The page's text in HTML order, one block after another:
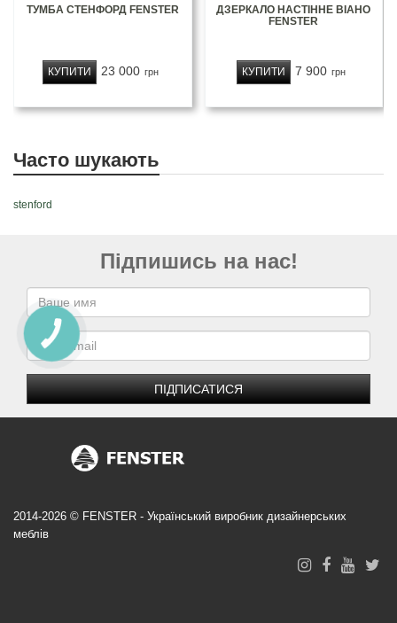
ТУМБА СТЕНФОРД FENSTER
23 000 грн
КУПИТИ
ДЗЕРКАЛО НАСТІННЕ ВІАНО
FENSTER
7 900 грн
КУПИТИ
Часто шукають
stenford
Підпишись на нас!
ПІДПИСАТИСЯ
2014-2026 © FENSTER - Український виробник дизайнерських
меблів